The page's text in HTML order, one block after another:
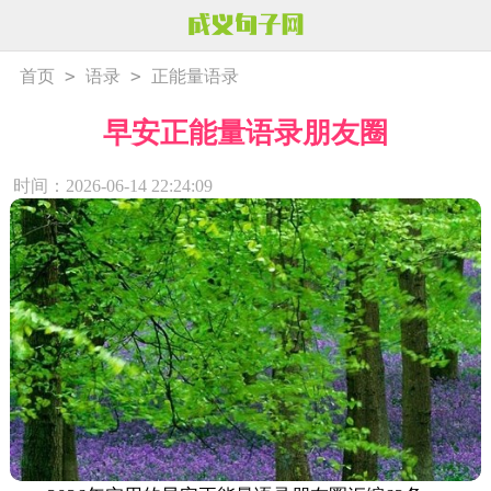
首页 > 语录 > 正能量语录
早安正能量语录朋友圈
时间：2026-06-14 22:24:09